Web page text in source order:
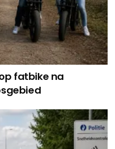
fatbike na